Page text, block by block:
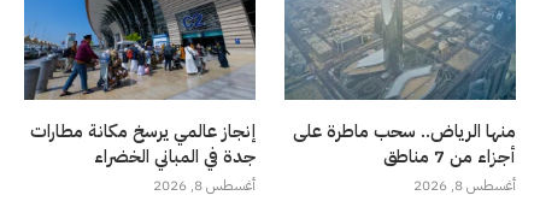
منها الرياض.. سحب ماطرة على
أجزاء من 7 مناطق
أغسطس 8, 2026
إنجاز عالمي يرسخ مكانة مطارات
جدة في المباني الخضراء
أغسطس 8, 2026